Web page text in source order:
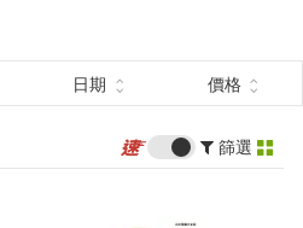
圖書(270)
日期 價格
篩選